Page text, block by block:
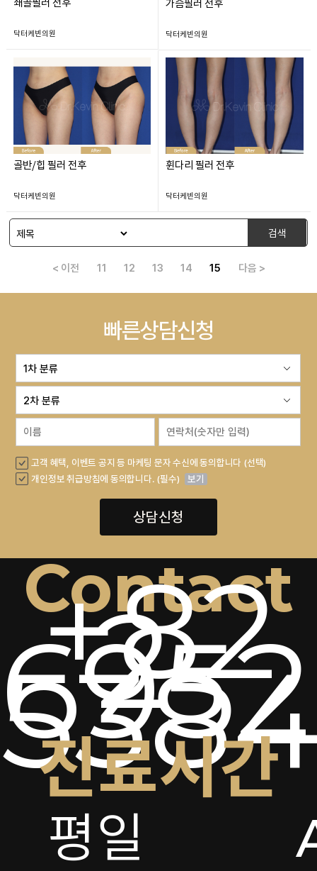
쇄골필러 전후
닥터케빈의원
가슴필러 전후
닥터케빈의원
골반/힙 필러 전후
닥터케빈의원
휜다리 필러 전후
닥터케빈의원
검색
< 이전 11 12 13 14 15 다음 >
빠른상담신청
고객 혜택, 이벤트 공지 등 마케팅 문자 수신에 동의합니다 (선택)
개인정보 취급방침에 동의합니다. (필수)
보기
상담신청
Contact
+82
2-
진료시간
평일